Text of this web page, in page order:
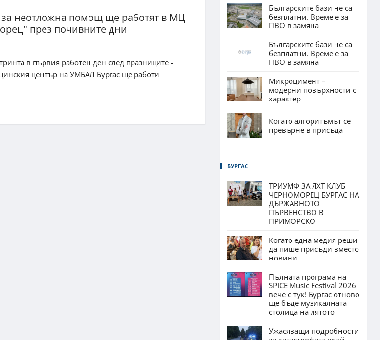
за неотложна помощ ще работят в МЦ
през почивните дни
в първия работен ден след празниците -
център на УМБАЛ Бургас ще работи
Българските бази не са
безплатни. Време е за
ПВО в замяна
Българските бази не са
безплатни. Време е за
ПВО в замяна
Микроцимент –
модерни повърхности с
характер
Когато алгоритъмът се
превърне в присъда
БУРГАС
ТРИУМФ ЗА ЯХТ КЛУБ
ЧЕРНОМОРЕЦ БУРГАС НА
ДЪРЖАВНОТО
ПЪРВЕНСТВО В
ПРИМОРСКО
Когато една медия реши
да пише присъди вместо
новини
Пълната програма на
SPICE Music Festival 2026
вече е тук! Бургас отново
ще бъде музикалната
столица на лятото
Ужасяващи подробности